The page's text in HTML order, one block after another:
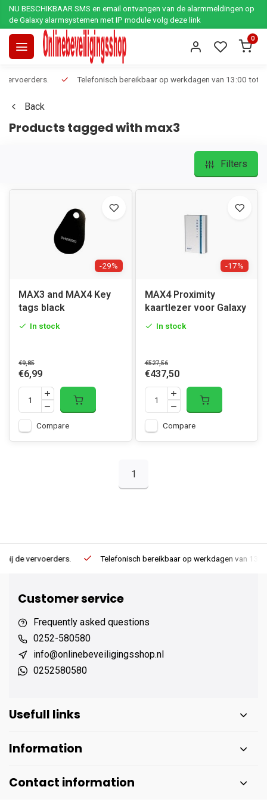
NU BESCHIKBAAR SMS en email ontvangen van de alarmmeldingen op
de Galaxy alarmsystemen met IP module volg deze link
0
Telefonisch bereikbaar op werkdagen van 13:00 tot 17:00
Back
Products tagged with max3
Filters
-29%
MAX3 and MAX4 Key
tags black
In stock
€9,85
€6,99
Compare
-17%
MAX4 Proximity
kaartlezer voor Galaxy
In stock
€527,56
€437,50
Compare
1
Telefonisch bereikbaar op werkdagen van 13:00 tot 17:00
Customer service
Frequently asked questions
0252-580580
info@onlinebeveiligingsshop.nl
0252580580
Usefull links
Information
Contact information